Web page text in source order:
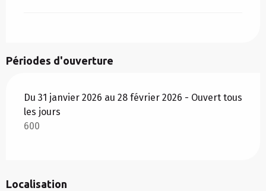
Périodes d'ouverture
Du 31 janvier 2026 au 28 février 2026 - Ouvert tous
les jours
600
Localisation